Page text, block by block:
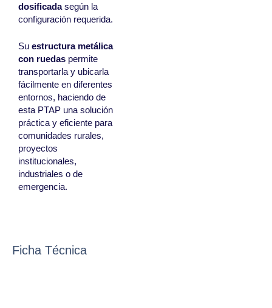
Ficha Técnica
dosificadasegún la
configuración requerida.
Su estructura metálica
con ruedas permite
transportarla y ubicarla
fácilmente en diferentes
entornos, haciendo de
esta PTAP una solución
práctica y eficiente para
comunidades rurales,
proyectos
institucionales,
industriales o de
emergencia.